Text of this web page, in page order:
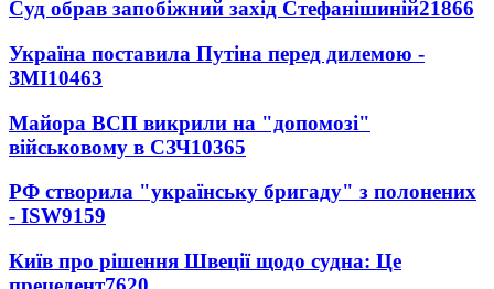
Суд обрав запобіжний захід Стефанішиній21866
Україна поставила Путіна перед дилемою -
ЗМІ10463
Майора ВСП викрили на "допомозі"
військовому в СЗЧ10365
РФ створила "українську бригаду" з полонених
- ISW9159
Київ про рішення Швеції щодо судна: Це